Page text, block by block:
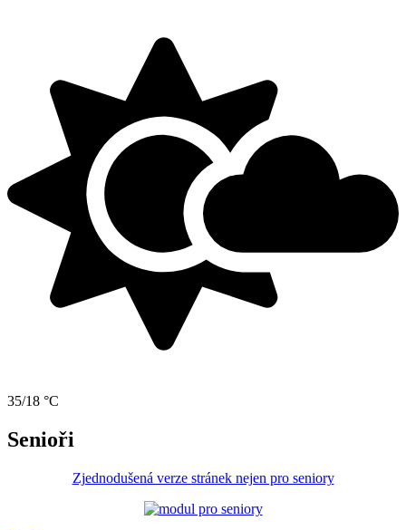
35/18 °C
Senioři
Zjednodušená verze stránek nejen pro seniory